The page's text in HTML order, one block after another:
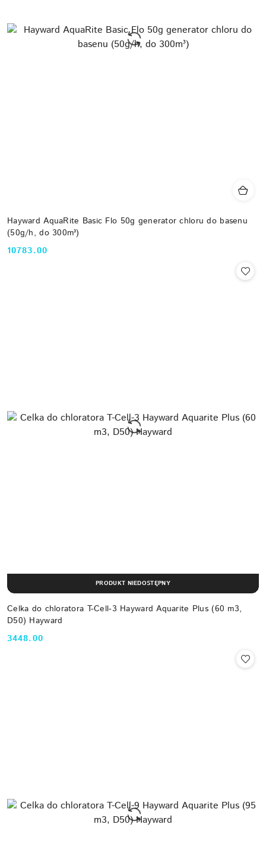
Hayward AquaRite Basic Flo 50g generator chloru do basenu
(50g/h, do 300m³)
Cena:
10783.00
Celka do chloratora T-Cell-3 Hayward Aquarite Plus (60 m3,
D50) Hayward
Cena:
3448.00
PRODUKT NIEDOSTĘPNY